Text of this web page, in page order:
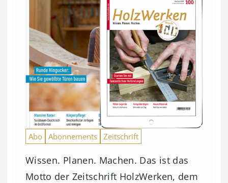
Abo Abonnements Zeitschrift
Wissen. Planen. Machen. Das ist das
Motto der Zeitschrift HolzWerken, dem